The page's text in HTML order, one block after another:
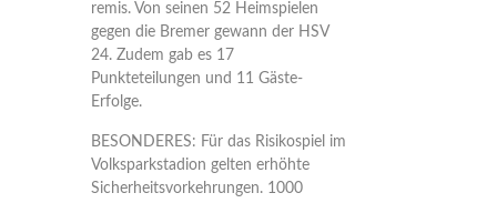
remis. Von seinen 52 Heimspielen
gegen die Bremer gewann der HSV
24. Zudem gab es 17
Punkteteilungen und 11 Gäste-
Erfolge.
BESONDERES: Für das Risikospiel im
Volksparkstadion gelten erhöhte
Sicherheitsvorkehrungen. 1000